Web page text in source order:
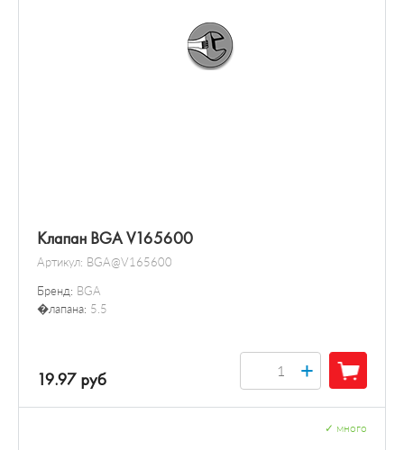
Клапан BGA V165600
Артикул: BGA@V165600
Бренд: BGA
�лапана: 5.5
19.97 руб +
много